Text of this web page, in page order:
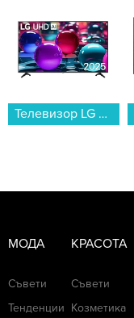
Телевизор Samsung QE43Q8FAAUXXH , 108 см, 3840x2160 UHD-4K , 43 inch, QLED ...
МОДА
Съвети
Тенденции
КРАСОТА
Съвети
Козметика